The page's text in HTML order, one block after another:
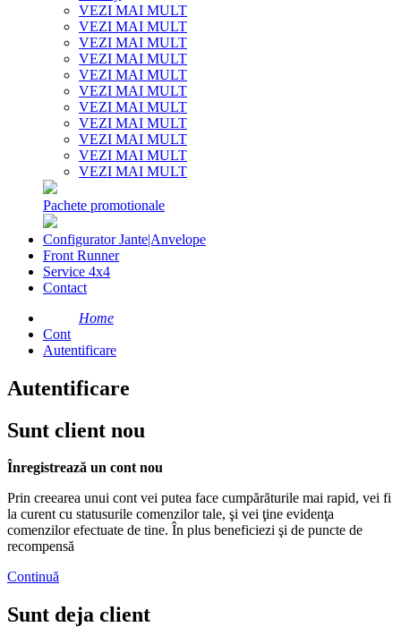
VEZI MAI MULT
VEZI MAI MULT
VEZI MAI MULT
VEZI MAI MULT
VEZI MAI MULT
VEZI MAI MULT
VEZI MAI MULT
VEZI MAI MULT
VEZI MAI MULT
VEZI MAI MULT
VEZI MAI MULT
Pachete promotionale
Configurator Jante|Anvelope
Front Runner
Service 4x4
Contact
Home
Cont
Autentificare
Autentificare
Sunt client nou
Înregistrează un cont nou
Prin creearea unui cont vei putea face cumpărăturile mai rapid, vei fi
la curent cu statusurile comenzilor tale, şi vei ţine evidenţa
comenzilor efectuate de tine. În plus beneficiezi şi de puncte de
recompensă
Continuă
Sunt deja client